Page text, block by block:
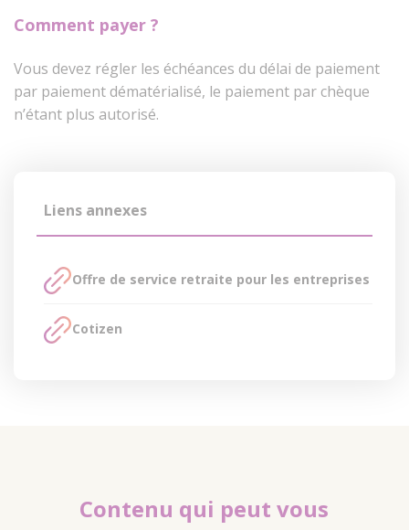
Comment payer ?
Vous devez régler les échéances du délai de paiement
par paiement dématérialisé, le paiement par chèque
n’étant plus autorisé.
Liens annexes
Offre de service retraite pour les entreprises
Cotizen
Contenu qui peut vous